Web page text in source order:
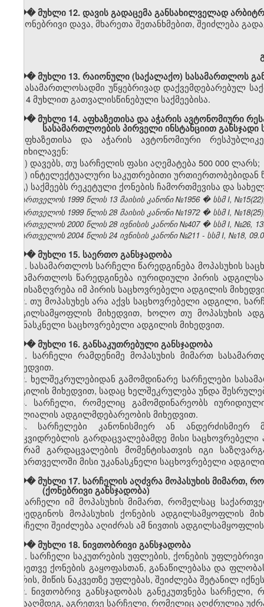
��� მუხლი 12. დავის გადაცემა განსახილველად
ქონებრივი დავა, მხარეთა შეთანხმებით, შეიძლება
��� მუხლი 13. რაიონული (საქალაქო) სასამართლოს
სასამართლოსადმი უწყებრივად დაქვემდებარებულ
მე-14 მუხლით გათვალისწინებული საქმეებისა.
��� მუხლი 14. აფხაზეთისა და აჭარის ავტონომიური
სასამართლოების პირველი ინსტანციით განსჯადი
აფხაზეთისა და აჭარის ავტონომიური
განიხილავენ:
ა) დავებს, თუ სარჩელის ფასი აღემატება 500 000 ლარს;
) ინტელექტუალური საკუთრებითი ურთიერთობებიდან
გ) საქმეებს რეკეტული ქონების ჩამორთმევისა და
საქართველოს 1999 წლის 13 მაისის კანონი №1956 � სსმ I,
საქართველოს 1999 წლის 28 მაისის კანონი №1972 � სსმ I,
საქართველოს 2000 წლის 28 ივნისის კანონი №407 � სსმ I, №26,
საქართველოს 2004 წლის 24 ივნისის კანონი №211 - სსმ I, №18,
��� მუხლი 15. საერთო განსჯადობა
1. სასამართლოს სარჩელი წარედგინება მოპასუხის
სასამართლოს წარედგინება იურიდიული პირის
განისაზღვრება იმ პირის საცხოვრებელი ადგილის
2. თუ მოპასუხეს არა აქვს საცხოვრებელი ადგილი,
ადგილსამყოფლის მიხედვით, ხოლო თუ მოპასუხის
უკანასკნელი საცხოვრებელი ადგილის მიხედვით.
��� მუხლი 16. განსაკუთრებული განსჯადობა
1. სარჩელი რამდენიმე მოპასუხის მიმართ
მიხედვით.
2. ხელშეკრულებიდან გამომდინარე სარჩელები
ადგილის მიხედვით, სადაც ხელშეკრულება უნდა
3. სარჩელი, რომელიც გამომდინარეობს
ფილიალის ადგილმდებარეობის მიხედვით.
4. სარჩელები კანონისმიერ ან ანდერძისმიერ
მამკვიდრებლის გარდაცვალებამდე მისი
მაგრამ გარდაცვალების მომენტისათვის იგი
საქართველოში მისი უკანასკნელი საცხოვრებელი
��� მუხლი 17. სარჩელის აღძვრა მოპასუხის მიმართ,
(ქონებრივი განსჯადობა)
სარჩელი იმ მოპასუხის მიმართ, რომელსაც
წარედგინოს მოპასუხის ქონების
სარჩელი შეიძლება აღიძრას ამ ნივთის
��� მუხლი 18. ნივთობრივი განსჯადობა
1. სარჩელი საკუთრების უფლების, ქონების
აგრეთვე ქონების გაყოფასთან, განაწილებასა და
შორის, მიწის ნაკვეთზე უფლებას, შეიძლება შეტანილ
2. ნივთობრივ განსჯადობას განეკუთვნება
წინააღმდეგ, აგრეთვე სარჩელი, რომელიც აღძრულია